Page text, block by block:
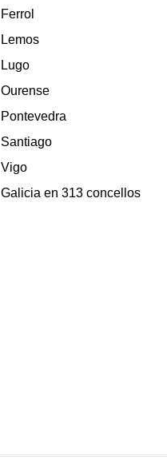
Ferrol
Lemos
Lugo
Ourense
Pontevedra
Santiago
Vigo
Galicia en 313 concellos